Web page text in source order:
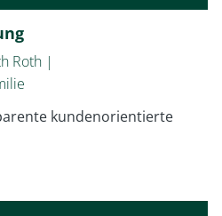
Roth
kundenorientierte